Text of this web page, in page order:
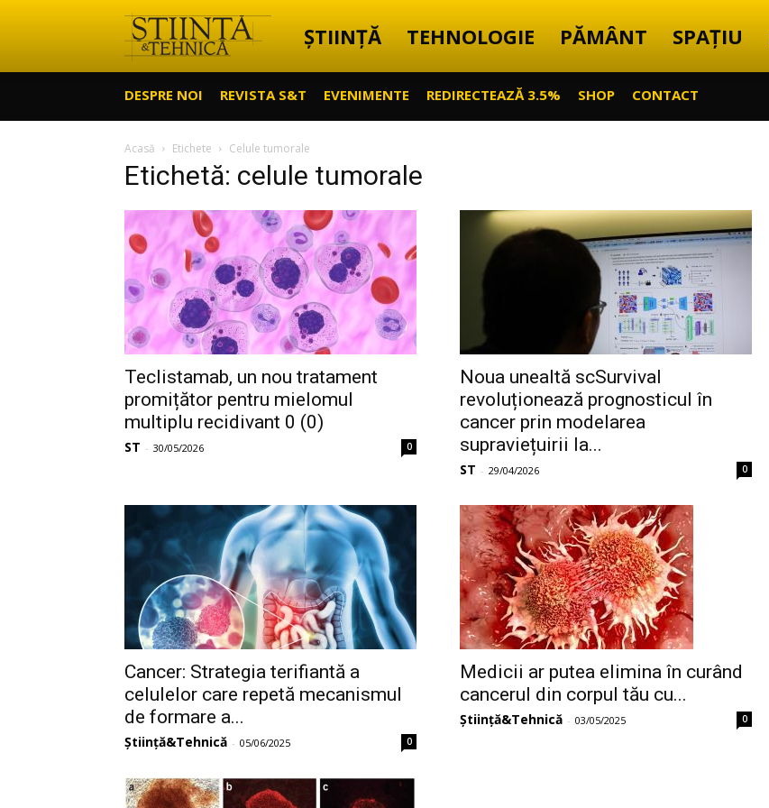
Știință
Tehnică
ȘTIINȚĂ TEHNOLOGIE PĂMÂNT SPAȚIU
DESPRE NOI REVISTA S&T EVENIMENTE REDIRECTEAZĂ 3.5% SHOP CONTACT
Acasă Etichete Celule tumorale
Etichetă: celule tumorale
Teclistamab, un nou tratament
promițător pentru mielomul
multiplu recidivant 0 (0)
ST - 30/05/2026 0
Noua unealtă scSurvival
revoluționează prognosticul în
cancer prin modelarea
supraviețuirii la...
ST - 29/04/2026 0
Cancer: Strategia terifiantă a
celulelor care repetă mecanismul
de formare a...
Știință&Tehnică - 05/06/2025 0
Medicii ar putea elimina în curând
cancerul din corpul tău cu...
Știință&Tehnică - 03/05/2025 0